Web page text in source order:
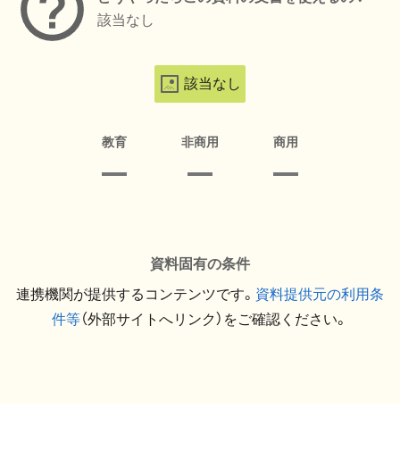
該当なし
該当なし
教育 非商用 商用
資料固有の条件
連携機関が提供するコンテンツです。 資料提供元の利用条
件等（外部サイトへリンク）をご確認ください。